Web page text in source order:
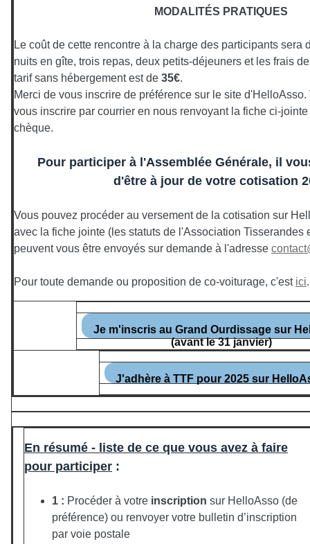
MODALITÉS PRATIQUES
Le coût de cette rencontre à la charge des participants sera
nuits en gîte, trois repas, deux petits-déjeuners et les frais
tarif sans hébergement est de 35€.
Merci de vous inscrire de préférence sur le site
vous inscrire par courrier en nous renvoyant la fiche ci-
chèque.
Pour participer à l'Assemblée Générale, il
d'être à jour de votre cotisation
Vous pouvez procéder au versement de la cotisation sur
avec la fiche jointe (l es statuts de l'Association Tisserandes
peuvent vous être envoyés sur demande à l'adresse
Pour toute demande ou proposition de co-voiturage, c'est ici.
Je m'inscris au Grand Ourdissage sur
(avant le 31 janvier)
J'adhère à TTF pour 2025 sur
En résumé - liste de ce que vous avez à faire
pour participer :
1 : Procéder à votre inscription sur HelloAsso (de
préférence) ou renvoyer votre bulletin d’inscription
par voie postale